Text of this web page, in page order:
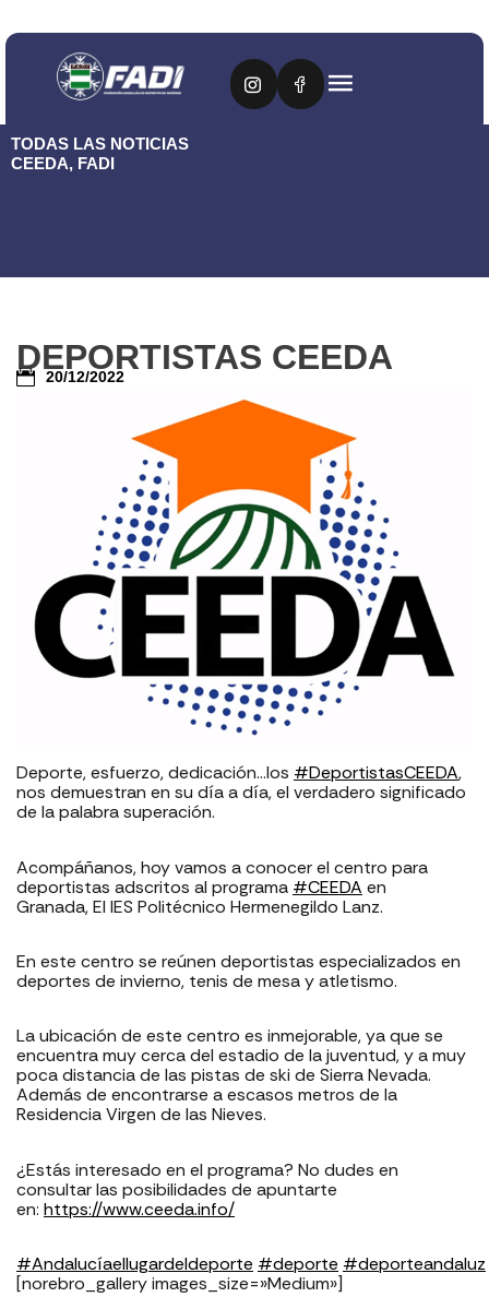
TODAS LAS NOTICIAS
CEEDA, FADI
DEPORTISTAS CEEDA
20/12/2022
Deporte, esfuerzo, dedicación…los #DeportistasCEEDA,
nos demuestran en su día a día, el verdadero significado
de la palabra superación.
Acompáñanos, hoy vamos a conocer el centro para
deportistas adscritos al programa #CEEDA en
Granada, El IES Politécnico Hermenegildo Lanz.
En este centro se reúnen deportistas especializados en
deportes de invierno, tenis de mesa y atletismo.
La ubicación de este centro es inmejorable, ya que se
encuentra muy cerca del estadio de la juventud, y a muy
poca distancia de las pistas de ski de Sierra Nevada.
Además de encontrarse a escasos metros de la
Residencia Virgen de las Nieves.
¿Estás interesado en el programa? No dudes en
consultar las posibilidades de apuntarte
en: https://www.ceeda.info/
#Andalucíaellugardeldeporte #deporte #deporteandaluz
[norebro_gallery images_size=»Medium»]